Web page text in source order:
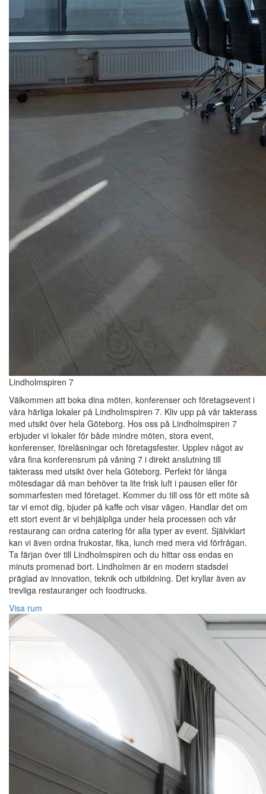
Lindholmspiren 7
Välkommen att boka dina möten, konferenser och företagsevent i
våra härliga lokaler på Lindholmspiren 7. Kliv upp på vår takterass
med utsikt över hela Göteborg. Hos oss på Lindholmspiren 7
erbjuder vi lokaler för både mindre möten, stora event,
konferenser, föreläsningar och företagsfester. Upplev något av
våra fina konferensrum på våning 7 i direkt anslutning till
takterass med utsikt över hela Göteborg. Perfekt för långa
mötesdagar då man behöver ta lite frisk luft i pausen eller för
sommarfesten med företaget. Kommer du till oss för ett möte så
tar vi emot dig, bjuder på kaffe och visar vägen. Handlar det om
ett stort event är vi behjälpliga under hela processen och vår
restaurang can ordna catering för alla typer av event. Självklart
kan vi även ordna frukostar, fika, lunch med mera vid förfrågan.
Ta färjan över till Lindholmspiren och du hittar oss endas en
minuts promenad bort. Lindholmen är en modern stadsdel
präglad av innovation, teknik och utbildning. Det kryllar även av
trevliga restauranger och foodtrucks.
Visa rum